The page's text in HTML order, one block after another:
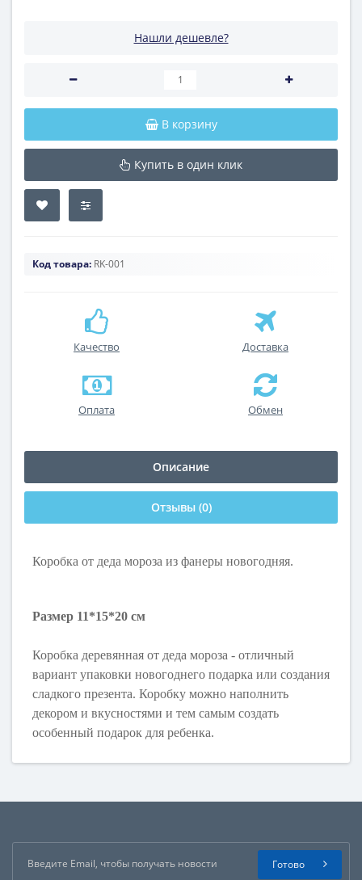
Нашли дешевле?
В корзину
Купить в один клик
Код товара: RK-001
Качество Доставка
Оплата Обмен
Описание
Отзывы (0)
Коробка от деда мороза из фанеры новогодняя.
Размер 11*15*20 см
Коробка деревянная от деда мороза - отличный
вариант упаковки новогоднего подарка или создания
сладкого презента. Коробку можно наполнить
декором и вкусностями и тем самым создать
особенный подарок для ребенка.
Готово